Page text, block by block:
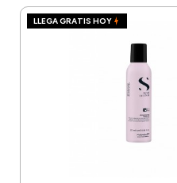
LLEGA GRATIS HOY